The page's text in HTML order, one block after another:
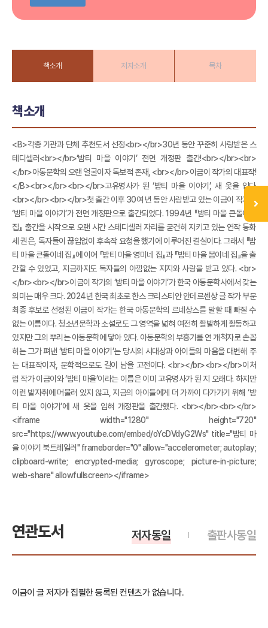
책소개 저자소개 목차
책소개
<B>각종 기관과 단체 추천도서 선정<br></br>30년 동안 꾸준히 사랑받은 스
테디셀러<br></br>‘밤티 마을 이야기’ 전면 개정판 출간!<br></br><br>
</br>아동문학의 오랜 얼굴이자 독보적 존재, <br></br>이금이 작가의 대표작!
</B><br></br><br></br>고유명사가 된 ‘밤티 마을 이야기’, 새 옷을 입다
<br></br><br></br>첫 출간 이후 30여 년 동안 사랑받고 있는 이금이 작가의
‘밤티 마을 이야기’가 전면 개정판으로 출간되었다. 1994년 『밤티 마을 큰돌이네
집』 출간을 시작으로 오랜 시간 스테디셀러 자리를 굳건히 지키고 있는 연작 동화
세 권은, 독자들이 끊임없이 후속작 요청을 했기에 이루어진 결실이다. 그래서 『밤
티 마을 큰돌이네 집』에 이어 『밤티 마을 영미네 집』과 『밤티 마을 봄이네 집』을 출
간할 수 있었고, 지금까지도 독자들의 아낌없는 지지와 사랑을 받고 있다. <br>
</br><br></br>이금이 작가의 ‘밤티 마을 이야기’가 한국 아동문학사에서 갖는
의미는 매우 크다. 2024년 한국 최초로 한스 크리스티안 안데르센상 글 작가 부문
최종 후보로 선정된 이금이 작가는 한국 아동문학의 르네상스를 말할 때 빠질 수
없는 이름이다. 청소년문학과 소설로도 그 영역을 넓혀 여전히 활발하게 활동하고
있지만 그의 뿌리는 아동문학에 닿아 있다. 아동문학의 부흥기를 연 개척자로 손꼽
히는 그가 펴낸 ‘밤티 마을 이야기’는 당시의 시대상과 아이들의 마음을 대변해 주
는 대표작이자, 문학적으로도 길이 남을 고전이다. <br></br><br></br>이처
럼 작가 이금이와 ‘밤티 마을’이라는 이름은 이미 고유명사가 된 지 오래다. 하지만
이런 발자취에 머물러 있지 않고, 지금의 아이들에게 더 가까이 다가가기 위해 ‘밤
티 마을 이야기’에 새 옷을 입혀 개정판을 출간했다. <br></br><br></br>
<iframe width="1280" height="720"
src="https://www.youtube.com/embed/oYcDVdyG2Ws" title="밤티 마
을 이야기 북트레일러" frameborder="0" allow="accelerometer; autoplay;
clipboard-write; encrypted-media; gyroscope; picture-in-picture;
web-share" allowfullscreen></iframe>
연관도서 출판사동일
저자동일
이금이 글 저자가 집필한 등록된 컨텐츠가 없습니다.